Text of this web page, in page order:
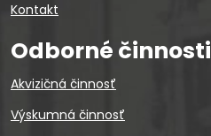
Kontakt
Odborné činnosti
Akvizičná činnosť
Výskumná činnosť